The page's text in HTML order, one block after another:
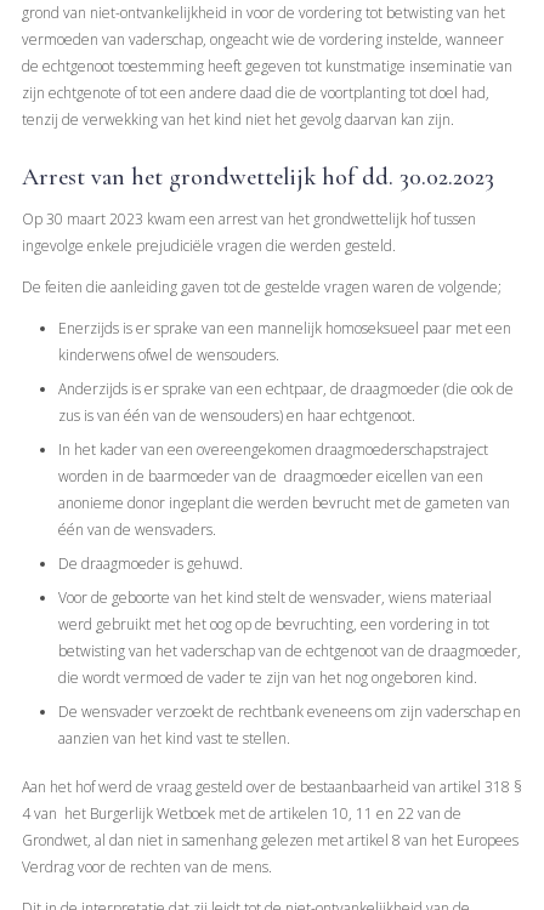
grond van niet-ontvankelijkheid in voor de vordering tot betwisting van het
vermoeden van vaderschap, ongeacht wie de vordering instelde, wanneer
de echtgenoot toestemming heeft gegeven tot kunstmatige inseminatie van
zijn echtgenote of tot een andere daad die de voortplanting tot doel had,
tenzij de verwekking van het kind niet het gevolg daarvan kan zijn.
Arrest van het grondwettelijk hof dd. 30.02.2023
Op 30 maart 2023 kwam een arrest van het grondwettelijk hof tussen
ingevolge enkele prejudiciële vragen die werden gesteld.
De feiten die aanleiding gaven tot de gestelde vragen waren de volgende;
Enerzijds is er sprake van een mannelijk homoseksueel paar met een
kinderwens ofwel de wensouders.
Anderzijds is er sprake van een echtpaar, de draagmoeder (die ook de
zus is van één van de wensouders) en haar echtgenoot.
In het kader van een overeengekomen draagmoederschapstraject
worden in de baarmoeder van de draagmoeder eicellen van een
anonieme donor ingeplant die werden bevrucht met de gameten van
één van de wensvaders.
De draagmoeder is gehuwd.
Voor de geboorte van het kind stelt de wensvader, wiens materiaal
werd gebruikt met het oog op de bevruchting, een vordering in tot
betwisting van het vaderschap van de echtgenoot van de draagmoeder,
die wordt vermoed de vader te zijn van het nog ongeboren kind.
De wensvader verzoekt de rechtbank eveneens om zijn vaderschap en
aanzien van het kind vast te stellen.
Aan het hof werd de vraag gesteld over de bestaanbaarheid van artikel 318 §
4 van het Burgerlijk Wetboek met de artikelen 10, 11 en 22 van de
Grondwet, al dan niet in samenhang gelezen met artikel 8 van het Europees
Verdrag voor de rechten van de mens.